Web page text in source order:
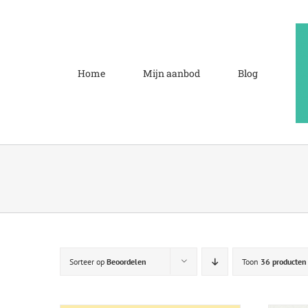
Home Mijn aanbod Blog
Sorteer op Beoordelen Toon 36 producten